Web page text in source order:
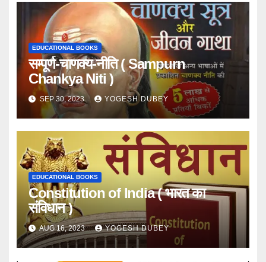
EDUCATIONAL BOOKS
सम्पूर्ण-चाणक्य-नीति ( Sampurn
Chankya Niti )
SEP 30, 2023 YOGESH DUBEY
EDUCATIONAL BOOKS
Constitution of India ( भारत का
संविधान )
AUG 16, 2023 YOGESH DUBEY